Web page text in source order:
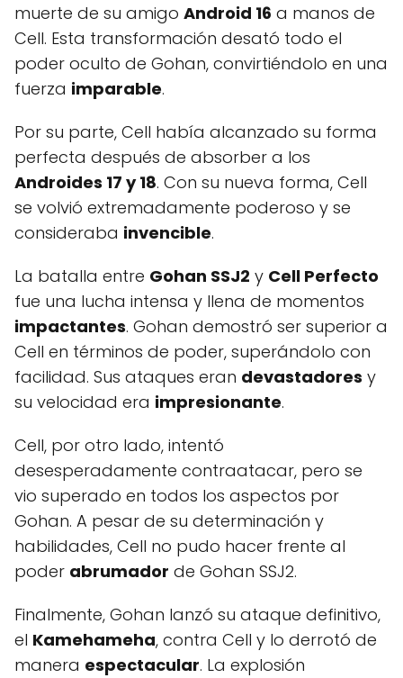
muerte de su amigo Android 16 a manos de
Cell. Esta transformación desató todo el
poder oculto de Gohan, convirtiéndolo en una
fuerza imparable.
Por su parte, Cell había alcanzado su forma
perfecta después de absorber a los
Androides 17 y 18. Con su nueva forma, Cell
se volvió extremadamente poderoso y se
consideraba invencible.
La batalla entre Gohan SSJ2 y Cell Perfecto
fue una lucha intensa y llena de momentos
impactantes. Gohan demostró ser superior a
Cell en términos de poder, superándolo con
facilidad. Sus ataques eran devastadores y
su velocidad era impresionante.
Cell, por otro lado, intentó
desesperadamente contraatacar, pero se
vio superado en todos los aspectos por
Gohan. A pesar de su determinación y
habilidades, Cell no pudo hacer frente al
poder abrumador de Gohan SSJ2.
Finalmente, Gohan lanzó su ataque definitivo,
el Kamehameha, contra Cell y lo derrotó de
manera espectacular. La explosión